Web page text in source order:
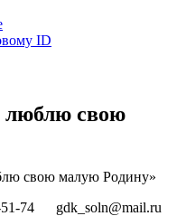
ID
люблю свою
свою малую Родину»
51-74
gdk_soln@mail.ru